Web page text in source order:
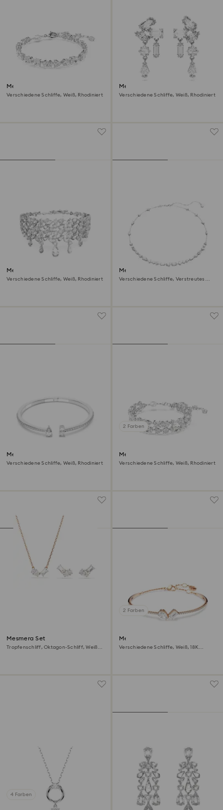
Mesmera Armband
Verschiedene Schliffe, Weiß, Rhodiniert
Mesmera Drop-Ohrhänger
Verschiedene Schliffe, Weiß, Rhodiniert
Mesmera Halsband
Verschiedene Schliffe, Weiß, Rhodiniert
Mesmera Halskette
Verschiedene Schliffe, Verstreutes
Mesmera Armreif
Verschiedene Schliffe, Weiß, Rhodiniert
2 Farben
Mesmera Armband
Verschiedene Schliffe, Weiß, Rhodiniert
Mesmera Set
Tropfenschliff, Oktagon-Schliff, Weiß,
2 Farben
Mesmera Armreif
Verschiedene Schliffe, Weiß, 18K
4 Farben